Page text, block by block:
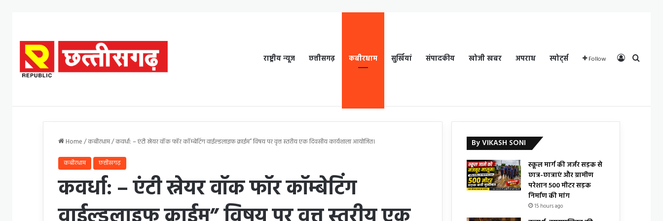
राष्ट्रीय न्यूज छत्तीसगढ़ कबीरधाम सुर्खियां संपादकीय खोजी खबर अपराध स्पोर्ट्स Follow Log In
Home/कबीरधाम/कवर्धा: – एंटी स्नेयर वॉक फॉर कॉम्बेटिंग वाईल्डलाइफ क्राईम” विषय पर वृत्त स्तरीय एक दिवसीय कार्यशाला आयोजित।
कबीरधाम छत्तीसगढ़
कवर्धा: – एंटी स्नेयर वॉक फॉर कॉम्बेटिंग
By VIKASH SONI
स्कूल मार्ग की जर्जर सड़क से
छात्र-छात्राएं और ग्रामीण
परेशान 500 मीटर सड़क
निर्माण की मांग
15 hours ago